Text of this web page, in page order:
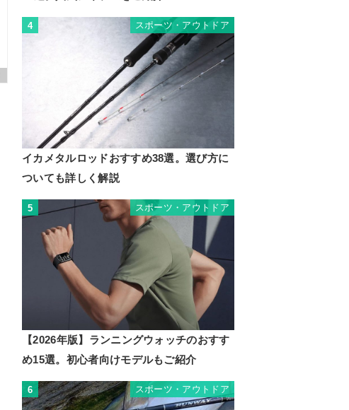
4 スポーツ・アウトドア
イカメタルロッドおすすめ38選。選び方に
ついても詳しく解説
5 スポーツ・アウトドア
【2026年版】ランニングウォッチのおすす
め15選。初心者向けモデルもご紹介
6 スポーツ・アウトドア